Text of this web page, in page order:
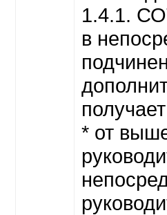
1.4.1.
в
* от